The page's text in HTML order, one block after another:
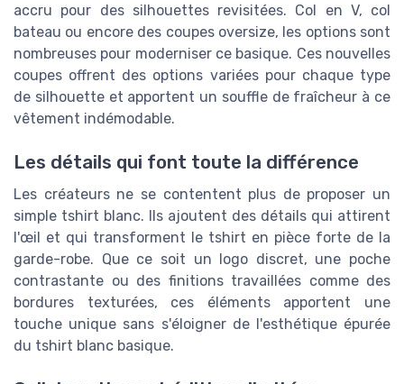
accru pour des silhouettes revisitées. Col en V, col
bateau ou encore des coupes oversize, les options sont
nombreuses pour moderniser ce basique. Ces nouvelles
coupes offrent des options variées pour chaque type
de silhouette et apportent un souffle de fraîcheur à ce
vêtement indémodable.
Les détails qui font toute la différence
Les créateurs ne se contentent plus de proposer un
simple tshirt blanc. Ils ajoutent des détails qui attirent
l'œil et qui transforment le tshirt en pièce forte de la
garde-robe. Que ce soit un logo discret, une poche
contrastante ou des finitions travaillées comme des
bordures texturées, ces éléments apportent une
touche unique sans s'éloigner de l'esthétique épurée
du tshirt blanc basique.